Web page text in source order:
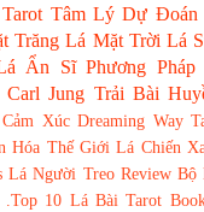
Tarot Tâm Lý Dự Đoán
Trăng Lá Mặt Trời Lá
Ẩn Sĩ Phương
Carl Jung Trải Bài
Xúc Dreaming Way
Hóa Thế Giới Lá Chiến
Lá Người Treo Review Bộ
.Top 10 Lá Bài Tarot